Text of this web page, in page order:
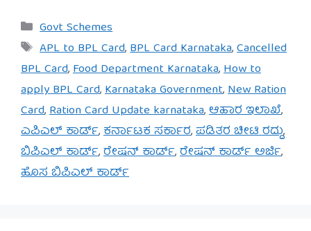
Categories
Govt Schemes
Tags
APL to BPL Card,BPL Card Karnataka,Cancelled
BPL Card,Food Department Karnataka,How to
apply BPL Card,Karnataka Government,New Ration
Card,Ration Card Update karnataka,ಆಹಾರ ಇಲಾಖೆ,
ಎಪಿಎಲ್ ಕಾರ್ಡ್,ಕರ್ನಾಟಕ ಸರ್ಕಾರ,ಪಡಿತರ ಚೀಟಿ ರದ್ದು,
ಬಿಪಿಎಲ್ ಕಾರ್ಡ್,ರೇಷನ್ ಕಾರ್ಡ್,ರೇಷನ್ ಕಾರ್ಡ್ ಅರ್ಜಿ,
ಹೊಸ ಬಿಪಿಎಲ್ ಕಾರ್ಡ್